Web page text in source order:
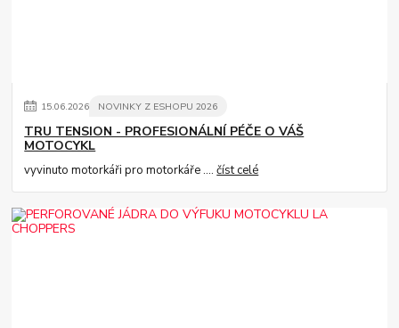
15.06.2026 NOVINKY Z ESHOPU 2026
TRU TENSION - PROFESIONÁLNÍ PÉČE O VÁŠ
MOTOCYKL
vyvinuto motorkáři pro motorkáře ....číst celé